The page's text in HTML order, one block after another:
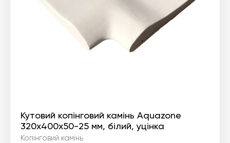
Кутовий копінговий камінь Aquazone
320x400x50-25 мм, білий, уцінка
Копінговий камінь